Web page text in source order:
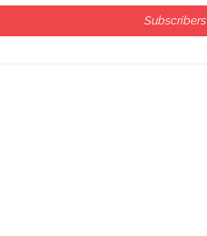
Subscribers